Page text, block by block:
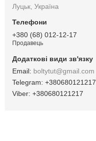
Луцьк, Україна
+380 (68) 012-12-17
Продавець
boltytut@gmail.com
+380680121217
+380680121217